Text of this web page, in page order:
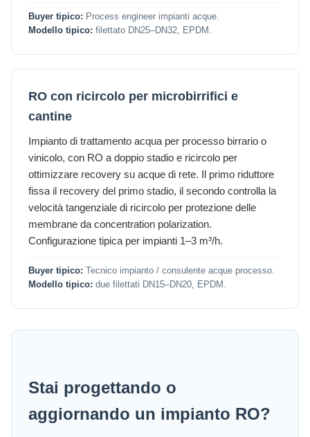
Buyer tipico: Process engineer impianti acque.
Modello tipico: filettato DN25–DN32, EPDM.
RO con ricircolo per microbirrifici e
cantine
Impianto di trattamento acqua per processo birrario o
vinicolo, con RO a doppio stadio e ricircolo per
ottimizzare recovery su acque di rete. Il primo riduttore
fissa il recovery del primo stadio, il secondo controlla la
velocità tangenziale di ricircolo per protezione delle
membrane da concentration polarization.
Configurazione tipica per impianti 1–3 m³/h.
Buyer tipico: Tecnico impianto / consulente acque processo.
Modello tipico: due filettati DN15–DN20, EPDM.
Stai progettando o
aggiornando un impianto RO?